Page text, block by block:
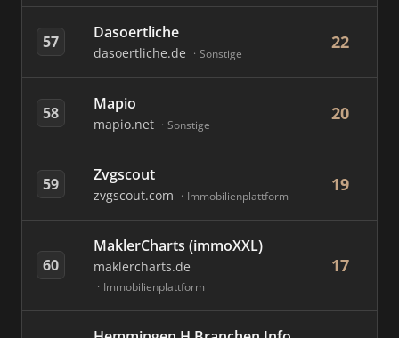
57 Dasoertliche
dasoertliche.de Sonstige
22
58 Mapio
mapio.net Sonstige
20
59 Zvgscout
zvgscout.com Immobilienplattform
19
60
MaklerCharts (immoXXL)
maklercharts.de
Immobilienplattform
17